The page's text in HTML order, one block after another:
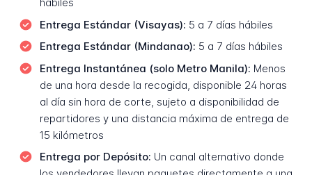
Entrega Estándar (Visayas): 5 a 7 días hábiles
Entrega Estándar (Mindanao): 5 a 7 días hábiles
Entrega Instantánea (solo Metro Manila): Menos
de una hora desde la recogida, disponible 24 horas
al día sin hora de corte, sujeto a disponibilidad de
repartidores y una distancia máxima de entrega de
15 kilómetros
Entrega por Depósito: Un canal alternativo donde